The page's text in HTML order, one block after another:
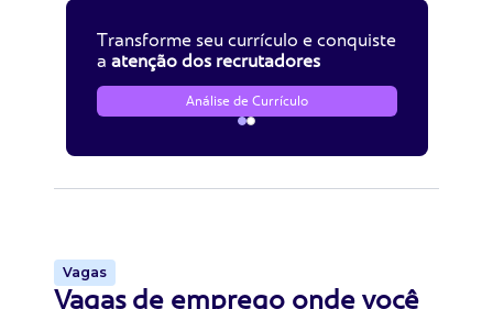
Transforme seu currículo e conquiste
a atenção dos recrutadores
Análise de Currículo
Vagas
Vagas de emprego onde você